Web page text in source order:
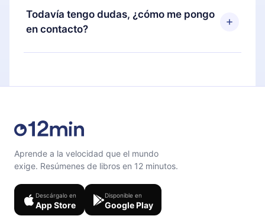
También puedes leer o escuchar tus títulos
favoritos sin conexión y desafiarte con un
puedes cancelar en cualquier momento y el
próximo ciclo de facturación no ocurrirá.
Todavía tengo dudas, ¿cómo me pongo
en contacto?
Siéntete libre de contactarnos en
Aprende a la velocidad que el mundo
exige. Resúmenes de libros en 12 minutos.
Descárgalo en
App Store
Disponible en
Google Play